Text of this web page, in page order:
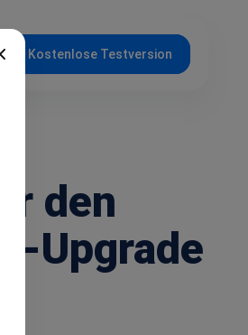
Kostenlose Testversion
den
Upgrade